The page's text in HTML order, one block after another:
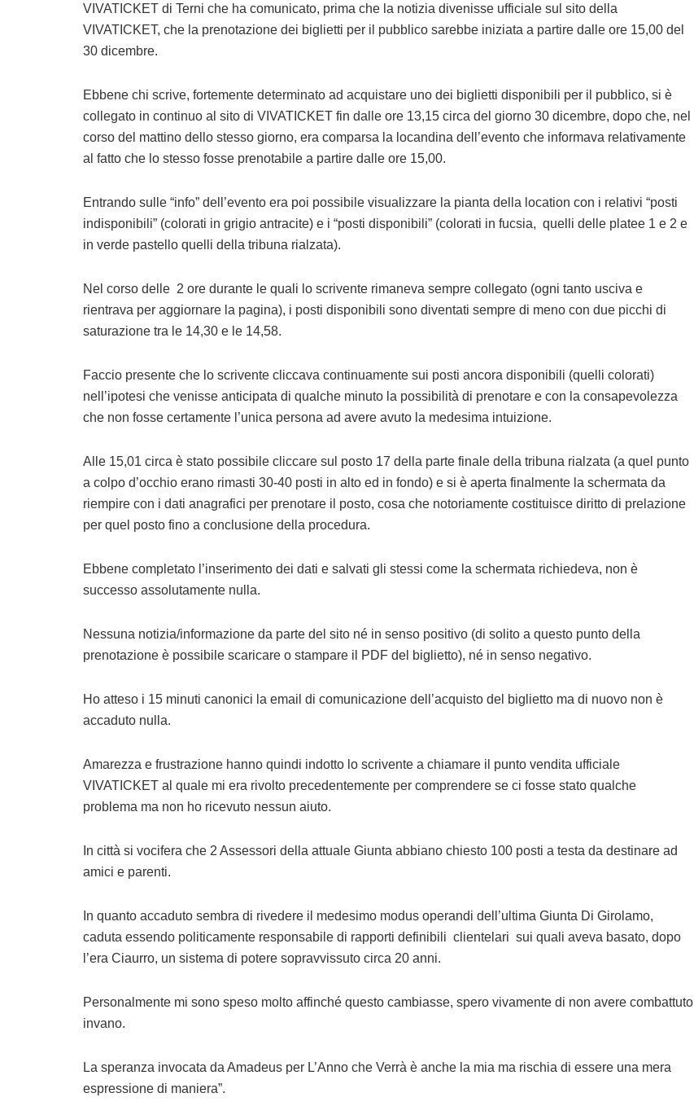
VIVATICKET di Terni che ha comunicato, prima che la notizia divenisse ufficiale sul sito della
VIVATICKET, che la prenotazione dei biglietti per il pubblico sarebbe iniziata a partire dalle ore 15,00 del
30 dicembre.
Ebbene chi scrive, fortemente determinato ad acquistare uno dei biglietti disponibili per il pubblico, si è
collegato in continuo al sito di VIVATICKET fin dalle ore 13,15 circa del giorno 30 dicembre, dopo che, nel
corso del mattino dello stesso giorno, era comparsa la locandina dell’evento che informava relativamente
al fatto che lo stesso fosse prenotabile a partire dalle ore 15,00.
Entrando sulle “info” dell’evento era poi possibile visualizzare la pianta della location con i relativi “posti
indisponibili” (colorati in grigio antracite) e i “posti disponibili” (colorati in fucsia, quelli delle platee 1 e 2 e
in verde pastello quelli della tribuna rialzata).
Nel corso delle 2 ore durante le quali lo scrivente rimaneva sempre collegato (ogni tanto usciva e
rientrava per aggiornare la pagina), i posti disponibili sono diventati sempre di meno con due picchi di
saturazione tra le 14,30 e le 14,58.
Faccio presente che lo scrivente cliccava continuamente sui posti ancora disponibili (quelli colorati)
nell’ipotesi che venisse anticipata di qualche minuto la possibilità di prenotare e con la consapevolezza
che non fosse certamente l’unica persona ad avere avuto la medesima intuizione.
Alle 15,01 circa è stato possibile cliccare sul posto 17 della parte finale della tribuna rialzata (a quel punto
a colpo d’occhio erano rimasti 30-40 posti in alto ed in fondo) e si è aperta finalmente la schermata da
riempire con i dati anagrafici per prenotare il posto, cosa che notoriamente costituisce diritto di prelazione
per quel posto fino a conclusione della procedura.
Ebbene completato l’inserimento dei dati e salvati gli stessi come la schermata richiedeva, non è
successo assolutamente nulla.
Nessuna notizia/informazione da parte del sito né in senso positivo (di solito a questo punto della
prenotazione è possibile scaricare o stampare il PDF del biglietto), né in senso negativo.
Ho atteso i 15 minuti canonici la email di comunicazione dell’acquisto del biglietto ma di nuovo non è
accaduto nulla.
Amarezza e frustrazione hanno quindi indotto lo scrivente a chiamare il punto vendita ufficiale
VIVATICKET al quale mi era rivolto precedentemente per comprendere se ci fosse stato qualche
problema ma non ho ricevuto nessun aiuto.
In città si vocifera che 2 Assessori della attuale Giunta abbiano chiesto 100 posti a testa da destinare ad
amici e parenti.
In quanto accaduto sembra di rivedere il medesimo modus operandi dell’ultima Giunta Di Girolamo,
caduta essendo politicamente responsabile di rapporti definibili clientelari sui quali aveva basato, dopo
l’era Ciaurro, un sistema di potere sopravvissuto circa 20 anni.
Personalmente mi sono speso molto affinché questo cambiasse, spero vivamente di non avere combattuto
invano.
La speranza invocata da Amadeus per L’Anno che Verrà è anche la mia ma rischia di essere una mera
espressione di maniera”.